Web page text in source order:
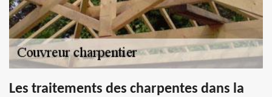
Les traitements des charpentes dans la